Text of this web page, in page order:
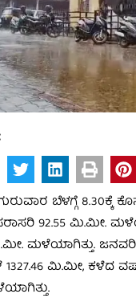
ಬೆಳಗ್ಗೆ 8.30ಕ್ಕೆ
92.55 ಮಿ.ಮೀ.
ಮಳೆಯಾಗಿತ್ತು.
ಮಿ.ಮೀ, ಕಳೆದ